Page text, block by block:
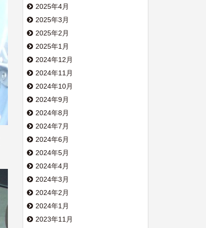
2025年4月
2025年3月
2025年2月
2025年1月
2024年12月
2024年11月
2024年10月
2024年9月
2024年8月
2024年7月
2024年6月
2024年5月
2024年4月
2024年3月
2024年2月
2024年1月
2023年11月